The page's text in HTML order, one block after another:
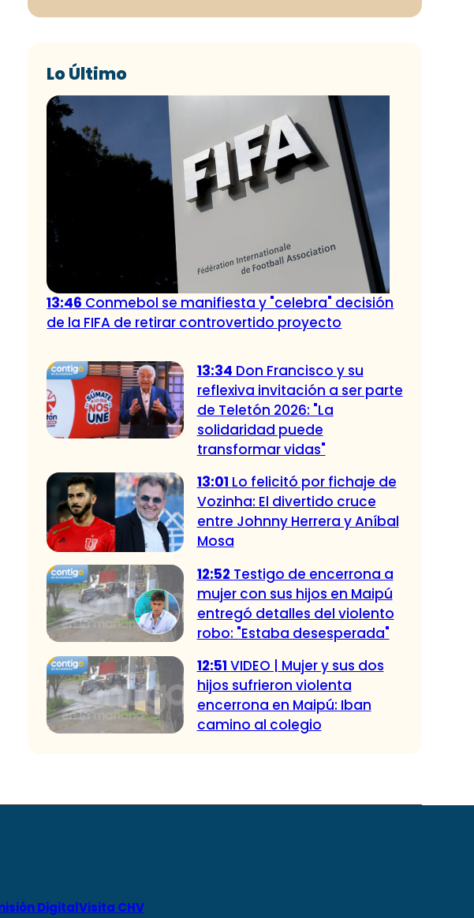
Lo Último
13:46 Conmebol se manifiesta y "celebra" decisión
de la FIFA de retirar controvertido proyecto
13:34 Don Francisco y su
reflexiva invitación a ser parte
de Teletón 2026: "La
solidaridad puede
transformar vidas"
13:01 Lo felicitó por fichaje de
Vozinha: El divertido cruce
entre Johnny Herrera y Aníbal
Mosa
12:52 Testigo de encerrona a
mujer con sus hijos en Maipú
entregó detalles del violento
robo: "Estaba desesperada"
12:51 VIDEO | Mujer y sus dos
hijos sufrieron violenta
encerrona en Maipú: Iban
camino al colegio
DigitalVisita CHV